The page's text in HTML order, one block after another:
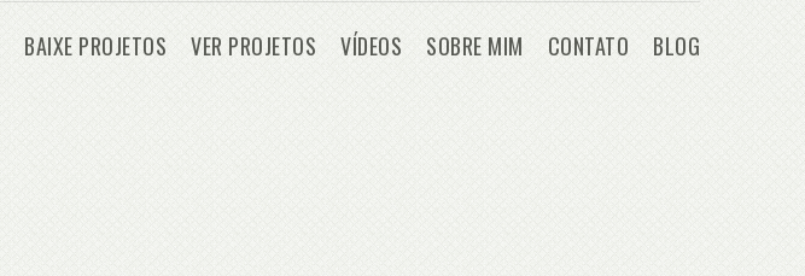
BAIXE PROJETOS VER PROJETOS VÍDEOS SOBRE MIM CONTATO BLOG